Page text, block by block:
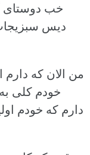
خب دوستای
دیس
من الان که
خودم کلی
دارم که خودم